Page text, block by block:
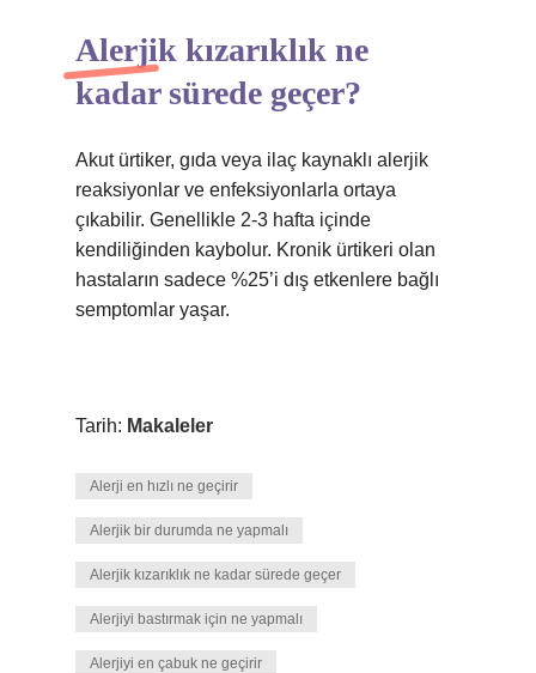
Alerjik kızarıklık ne
kadar sürede geçer?
Akut ürtiker, gıda veya ilaç kaynaklı alerjik
reaksiyonlar ve enfeksiyonlarla ortaya
çıkabilir. Genellikle 2-3 hafta içinde
kendiliğinden kaybolur. Kronik ürtikeri olan
hastaların sadece %25’i dış etkenlere bağlı
semptomlar yaşar.
Tarih: Makaleler
Alerji en hızlı ne geçirir
Alerjik bir durumda ne yapmalı
Alerjik kızarıklık ne kadar sürede geçer
Alerjiyi bastırmak için ne yapmalı
Alerjiyi en çabuk ne geçirir